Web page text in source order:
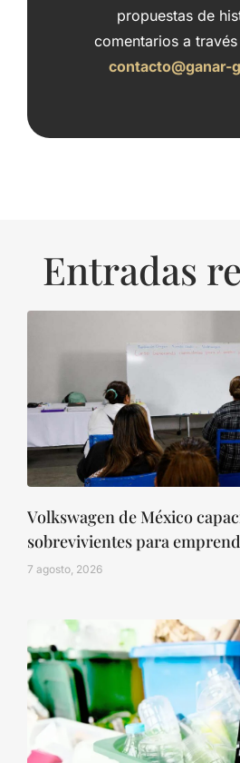
propuestas de
comentarios a
contacto@ganar-
Entradas
Volkswagen de México
sobrevivientes para
7 agosto, 2026